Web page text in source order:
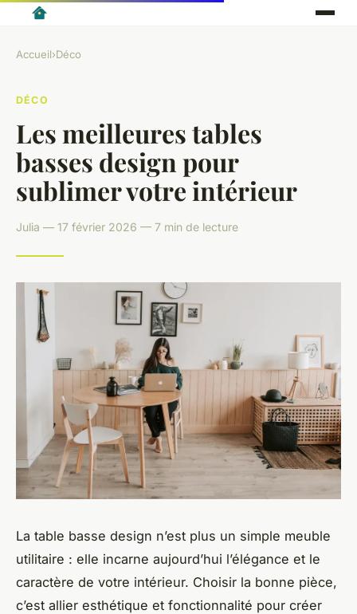
Accueil›Déco
DÉCO
Les meilleures tables
basses design pour
sublimer votre intérieur
Julia — 17 février 2026 — 7 min de lecture
La table basse design n’est plus un simple meuble
utilitaire : elle incarne aujourd’hui l’élégance et le
caractère de votre intérieur. Choisir la bonne pièce,
c’est allier esthétique et fonctionnalité pour créer